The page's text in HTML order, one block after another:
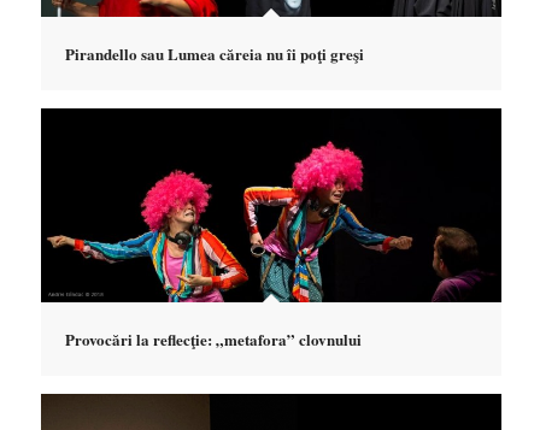
Pirandello sau Lumea căreia nu îi poţi greşi
Provocări la reflecţie: „metafora” clovnului